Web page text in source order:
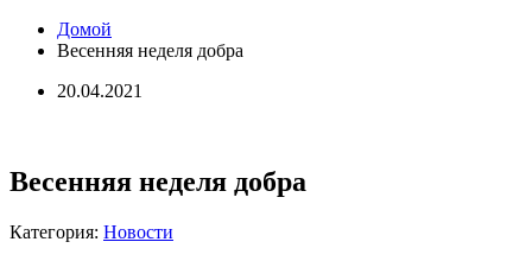
Домой
Весенняя неделя добра
20.04.2021
Весенняя неделя добра
Категория: Новости